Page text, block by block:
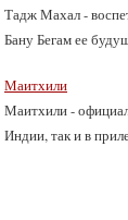
Тадж Махал -
Бану Бегам ее
Маитхили
Маитхили -
Индии, так и в